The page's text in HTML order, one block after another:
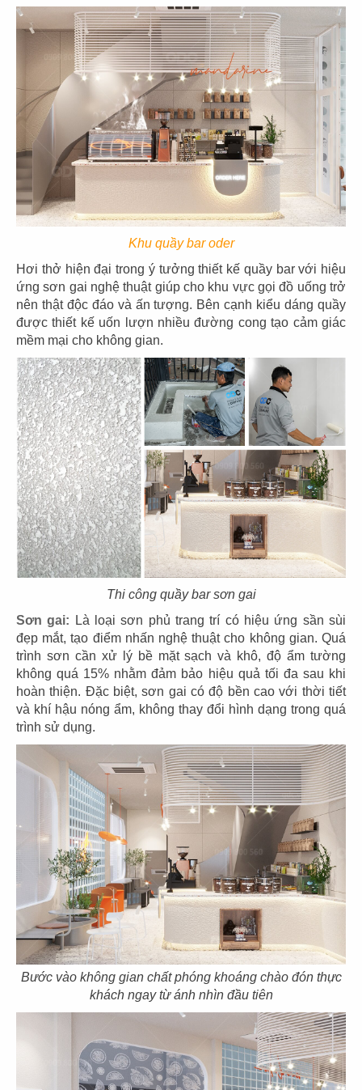
Khu quầy bar oder
Hơi thở hiện đại trong ý tưởng thiết kế quầy bar với hiệu
ứng sơn gai nghệ thuật giúp cho khu vực gọi đồ uống trở
nên thật độc đáo và ấn tượng. Bên cạnh kiểu dáng quầy
được thiết kế uốn lượn nhiều đường cong tạo cảm giác
mềm mại cho không gian.
Thi công quầy bar sơn gai
Sơn gai: Là loại sơn phủ trang trí có hiệu ứng sần sùi
đẹp mắt, tạo điểm nhấn nghệ thuật cho không gian. Quá
trình sơn cần xử lý bề mặt sạch và khô, độ ẩm tường
không quá 15% nhằm đảm bảo hiệu quả tối đa sau khi
hoàn thiện. Đặc biệt, sơn gai có độ bền cao với thời tiết
và khí hậu nóng ẩm, không thay đổi hình dạng trong quá
trình sử dụng.
Bước vào không gian chất phóng khoáng chào đón thực
khách ngay từ ánh nhìn đầu tiên
SAN FU LOU
CN Hikari - Bình Dương
22
SAN FU LOU
CN Vincom Đồng Khởi
HOÀNG TÂM
CN Vinhomes - Q. Bình Thạnh
24
HOÀNG TÂM
CN Nguyễn Cảnh Chân - Q.1
25
EL GAUCHO
CN Phú Mỹ Hưng
26
EL GAUCHO
CN Hikari - Bình Dương
27
EL GAUCHO
28
EL GAUCHO
CN Vincom Long Biên
29
EL GAUCHO
CN Lotte Mall - Tây Hồ
30
EL GAUCHO
CN Wink Hotel - Đà Nẵng
31
EL GAUCHO
CN Tràng Tiền, Hà Nội
32
EL GAUCHO
CN Hai Bà Trưng - Q.1
EL GAUCHO
34
EL GAUCHO
CN Lê Lợi